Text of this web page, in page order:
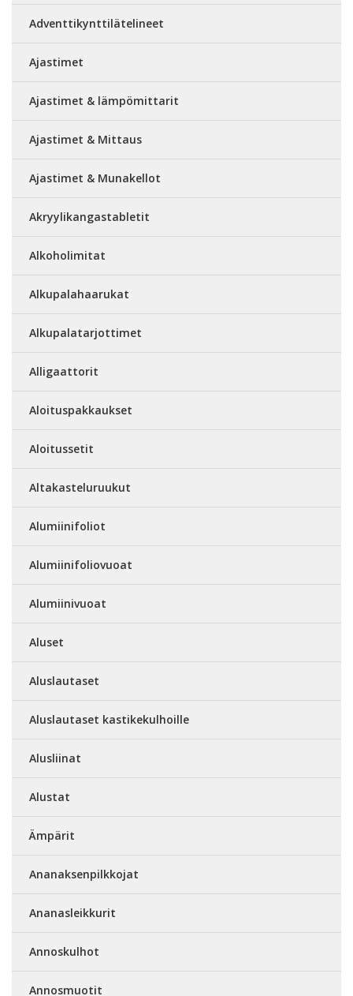
Adventtikynttilätelineet
Ajastimet
Ajastimet & lämpömittarit
Ajastimet & Mittaus
Ajastimet & Munakellot
Akryylikangastabletit
Alkoholimitat
Alkupalahaarukat
Alkupalatarjottimet
Alligaattorit
Aloituspakkaukset
Aloitussetit
Altakasteluruukut
Alumiinifoliot
Alumiinifoliovuoat
Alumiinivuoat
Aluset
Aluslautaset
Aluslautaset kastikekulhoille
Alusliinat
Alustat
Ämpärit
Ananaksenpilkkojat
Ananasleikkurit
Annoskulhot
Annosmuotit